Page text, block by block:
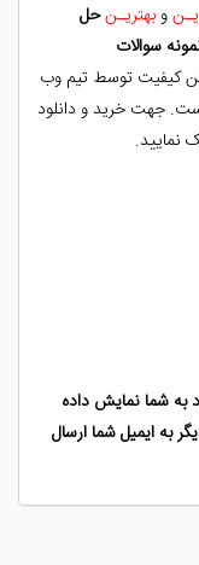
وبهتریـنحل
سوالات
کیفیت توسط تیم وب
جهت خرید و دانلود
نمایید.
به شما نمایش داده
به ایمیل شما ارسال